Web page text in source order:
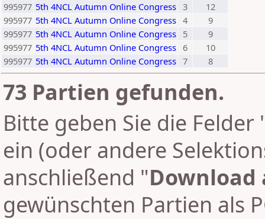
995977 5th 4NCL Autumn Online Congress 3
12
995977 5th 4NCL Autumn Online Congress 4
9
995977 5th 4NCL Autumn Online Congress 5
9
995977 5th 4NCL Autumn Online Congress 6
10
995977 5th 4NCL Autumn Online Congress 7 8
73 Partien gefunden.
Bitte geben Sie die Felder
ein (oder andere
anschließend "Download
gewünschten Partien als